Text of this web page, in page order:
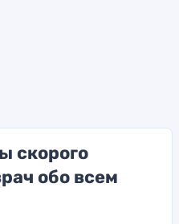
скорого
обо всем